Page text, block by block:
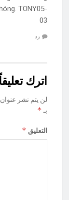
TONY05-
03
رد
اترك تعليقاً
لن يتم نشر عنوان
بـ *
التعليق *